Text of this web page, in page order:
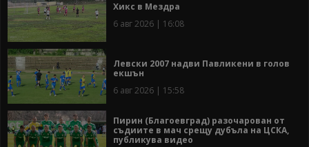
Хикс в Мездра
6 авг 2026 | 16:08
Левски 2007 надви Павликени в голов
екшън
6 авг 2026 | 15:58
Пирин (Благоевград) разочарован от
съдиите в мач срещу дубъла на ЦСКА,
публикува видео